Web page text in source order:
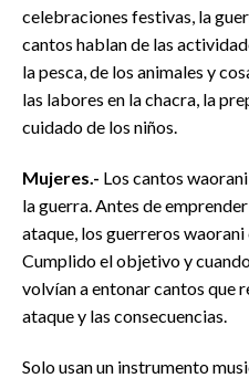
celebraciones festivas, la
cantos hablan de las
la pesca, de los animales y
las labores en la chacra, la
cuidado de los niños.
Mujeres.- Los cantos
la guerra. Antes de
ataque, los guerreros waorani
Cumplido el objetivo y
volvían a entonar cantos que
ataque y las consecuencias.
Solo usan un instrumento